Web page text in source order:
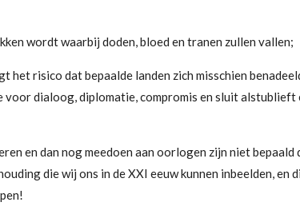
wordt waarbij doden, bloed en tranen zullen vallen;
risico dat bepaalde landen zich misschien
dialoog, diplomatie, compromis en sluit alstublieft
en dan nog meedoen aan oorlogen zijn niet bepaald
die wij ons in de XXI eeuw kunnen inbeelden, en